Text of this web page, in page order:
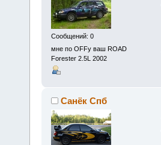
Сообщений: 0
мне по OFFу ваш ROAD
Forester 2.5L 2002
Санёк Спб